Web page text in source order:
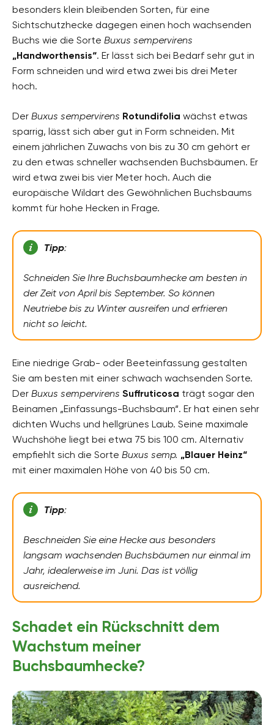
besonders klein bleibenden Sorten, für eine
Sichtschutzhecke dagegen einen hoch wachsenden
Buchs wie die Sorte Buxus sempervirens
„Handworthensis“. Er lässt sich bei Bedarf sehr gut in
Form schneiden und wird etwa zwei bis drei Meter
hoch.
Der Buxus sempervirens Rotundifolia wächst etwas
sparrig, lässt sich aber gut in Form schneiden. Mit
einem jährlichen Zuwachs von bis zu 30 cm gehört er
zu den etwas schneller wachsenden Buchsbäumen. Er
wird etwa zwei bis vier Meter hoch. Auch die
europäische Wildart des Gewöhnlichen Buchsbaums
kommt für hohe Hecken in Frage.
Tipp:
Schneiden Sie Ihre Buchsbaumhecke am besten in
der Zeit von April bis September. So können
Neutriebe bis zu Winter ausreifen und erfrieren
nicht so leicht.
Eine niedrige Grab- oder Beeteinfassung gestalten
Sie am besten mit einer schwach wachsenden Sorte.
Der Buxus sempervirens Suffruticosa trägt sogar den
Beinamen „Einfassungs-Buchsbaum“. Er hat einen sehr
dichten Wuchs und hellgrünes Laub. Seine maximale
Wuchshöhe liegt bei etwa 75 bis 100 cm. Alternativ
empfiehlt sich die Sorte Buxus semp. „Blauer Heinz“
mit einer maximalen Höhe von 40 bis 50 cm.
Tipp:
Beschneiden Sie eine Hecke aus besonders
langsam wachsenden Buchsbäumen nur einmal im
Jahr, idealerweise im Juni. Das ist völlig
ausreichend.
Schadet ein Rückschnitt dem
Wachstum meiner
Buchsbaumhecke?